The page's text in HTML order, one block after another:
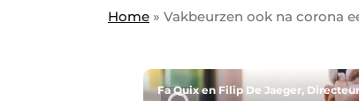
Keukenbouw | Platform over
Nieuwsbrief
Home » Vakbeurzen ook na corona
Fa Quix en Filip De Jaeger,